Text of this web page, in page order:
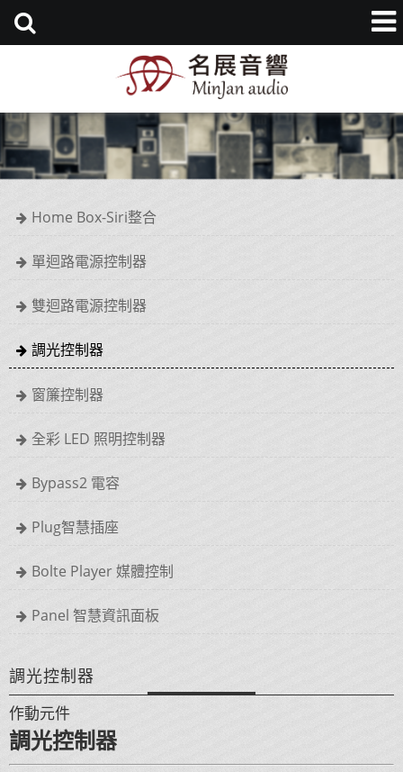
Home Box-Siri整合
單迴路電源控制器
雙迴路電源控制器
調光控制器
窗簾控制器
全彩 LED 照明控制器
Bypass2 電容
Plug智慧插座
Bolte Player 媒體控制
Panel 智慧資訊面板
調光控制器
作動元件
調光控制器